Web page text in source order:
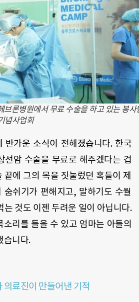
브론병원에서 무료 수술을 하고 있는 봉사
념사업회
반가운 소식이 전해졌습니다. 한국
선암 수술을 무료로 해주겠다는 겁
끝에 그의 목을 짓눌렀던 혹들이 제
숨쉬기가 편해지고, 말하기도 수월
는 것도 이젠 두려운 일이 아닙니다.
리를 들을 수 있고 엄마는 아들의
습니다.
료진이 만들어낸 기적